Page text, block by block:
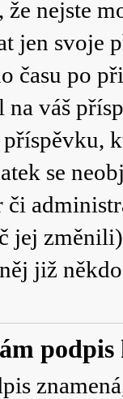
že nejste
jen svoje
času po
na váš
příspěvku,
se
či
jej
již
podpis